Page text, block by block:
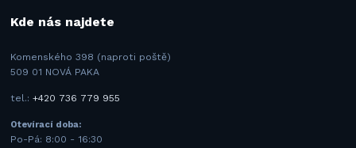
Kde nás najdete
Komenského 398 (naproti poště)
509 01 NOVÁ PAKA
tel.:+420 736 779 955
Otevírací doba:
Po-Pá: 8:00 - 16:30